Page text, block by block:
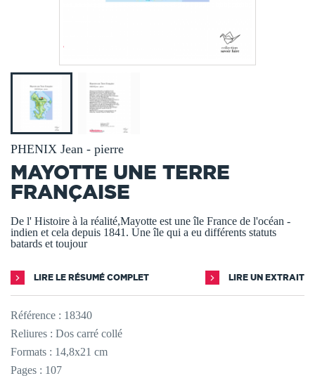
PHENIX Jean - pierre
MAYOTTE UNE TERRE
FRANÇAISE
De l' Histoire à la réalité,Mayotte est une île France de l'océan -
indien et cela depuis 1841. Une île qui a eu différents statuts
batards et toujour
LIRE LE RÉSUMÉ COMPLET LIRE UN EXTRAIT
Référence : 18340
Reliures : Dos carré collé
Formats : 14,8x21 cm
Pages : 107